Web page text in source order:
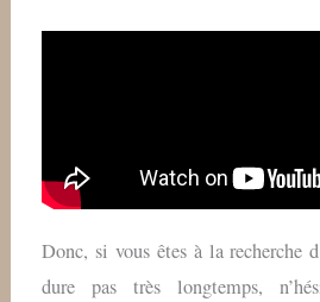
Donc, si vous êtes à la recherche
dure pas très longtemps,